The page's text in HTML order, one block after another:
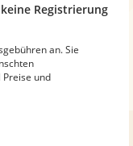
Registrierung
an. Sie
und